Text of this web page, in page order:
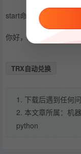
start命令启动时回复：
你好，欢迎使用TRX全
TRX自动兑换
1. 下载后遇到任何
2. 本文章所属： 机
python